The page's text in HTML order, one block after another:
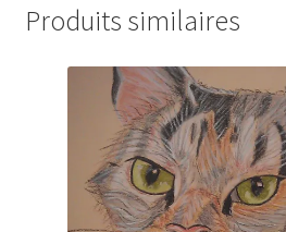
Produits similaires